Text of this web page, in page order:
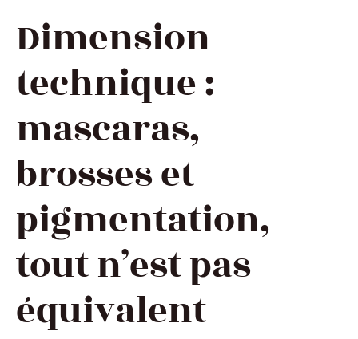
Dimension
technique :
mascaras,
brosses et
pigmentation,
tout n’est pas
équivalent